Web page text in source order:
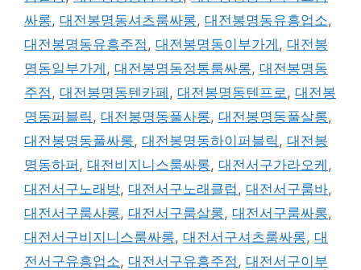
싸롱, 대전봉명동셔츠룸싸롱, 대전봉명동유흥업소,
대전봉명동유흥주점 , 대전봉명동이부가게 , 대전봉
명동일부가게 , 대전봉명동정통룸싸롱, 대전봉명동
주점 , 대전봉명동텐카페 , 대전봉명동텐프로 , 대전봉
명동퍼블릭 , 대전봉명동풀사롱, 대전봉명동풀살롱,
대전봉명동풀싸롱, 대전봉명동하이퍼블릭 , 대전봉
명동하퍼 , 대전비지니스룸싸롱, 대전서구가라오케 ,
대전서구노래방, 대전서구노래클럽 , 대전서구룸바,
대전서구룸사롱, 대전서구룸살롱, 대전서구룸싸롱,
대전서구비지니스룸싸롱, 대전서구셔츠룸싸롱, 대
전서구유흥업소, 대전서구유흥주점 , 대전서구이부